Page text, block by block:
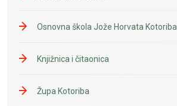
Osnovna škola Jože Horvata Kotoriba
Knjižnica i čitaonica
Župa Kotoriba